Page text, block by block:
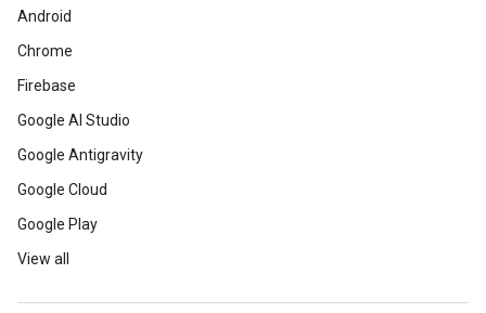
Android
Chrome
Firebase
Google AI Studio
Google Antigravity
Google Cloud
Google Play
View all